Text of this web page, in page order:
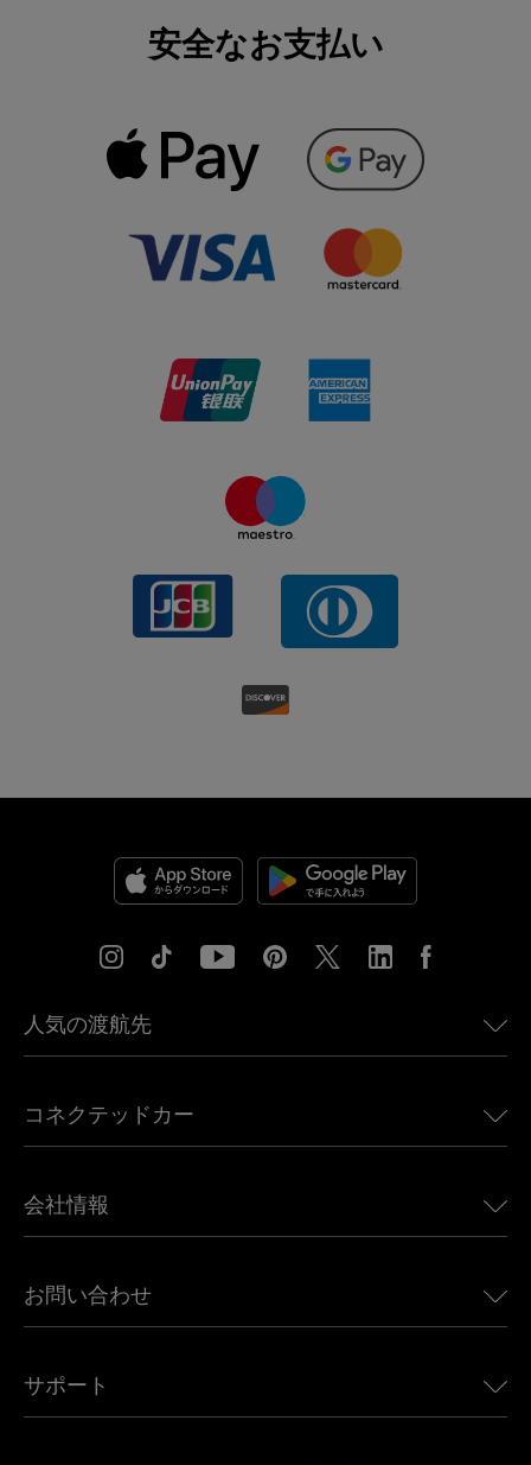
安全なお支払い
人気の渡航先
ヨーロッパ向けeSIM
カナダ向けeSIM
アフリカ向けeSIM
すべての目的地を見る
コネクテッドカー
Land Rover向けUbigi
Jeep向けUbigi
Mini向けUbigi
Maserati向けUbigi
会社情報
Ubigi関連プレス
Ubigiアプリ
お問い合わせ
アフェリエイトプログラム
サポート